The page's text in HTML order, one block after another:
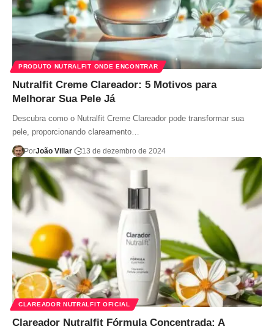
PRODUTO NUTRALFIT ONDE ENCONTRAR
Nutralfit Creme Clareador: 5 Motivos para
Melhorar Sua Pele Já
Descubra como o Nutralfit Creme Clareador pode transformar sua
pele, proporcionando clareamento…
PorJoão Villar 13 de dezembro de 2024
CLAREADOR NUTRALFIT OFICIAL
Clareador Nutralfit Fórmula Concentrada: A